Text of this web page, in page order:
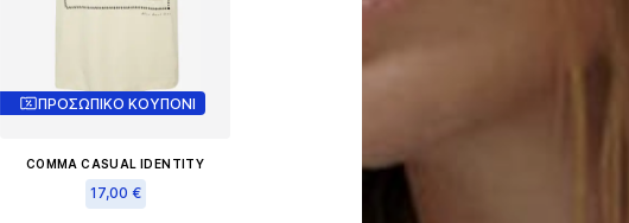
ΠΡΟΣΩΠΙΚΟ ΚΟΥΠΟΝΙ
COMMA CASUAL IDENTITY
17,00 €